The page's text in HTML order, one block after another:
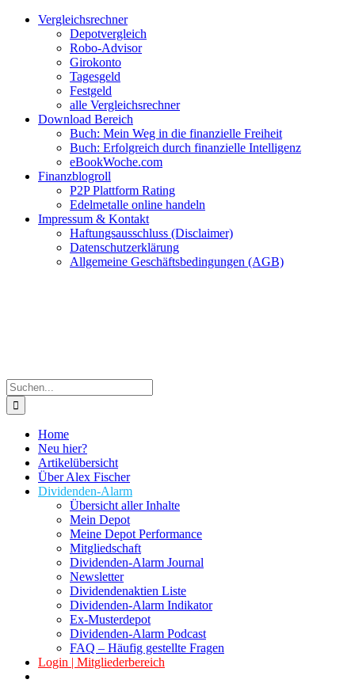
Zum
Facebook
Twitter
Instagram
Pinterest
YouTubeVergleichsrechner
Depotvergleich
Robo-Advisor
Girokonto
Tagesgeld
Festgeld
alle Vergleichsrechner
Download Bereich
Buch: Mein Weg in die finanzielle Freiheit
Buch: Erfolgreich durch finanzielle Intelligenz
eBookWoche.com
Finanzblogroll
P2P Plattform Rating
Edelmetalle online handeln
Impressum & Kontakt
Haftungsausschluss (Disclaimer)
Datenschutzerklärung
Allgemeine Geschäftsbedingungen (AGB)
Suche
nach:
Home
Neu hier?
Artikelübersicht
Über Alex Fischer
Dividenden-Alarm
Übersicht aller Inhalte
Mein Depot
Meine Depot Performance
Mitgliedschaft
Dividenden-Alarm Journal
Newsletter
Dividendenaktien Liste
Dividenden-Alarm Indikator
Ex-Musterdepot
Dividenden-Alarm Podcast
FAQ – Häufig gestellte Fragen
Login | Mitgliederbereich